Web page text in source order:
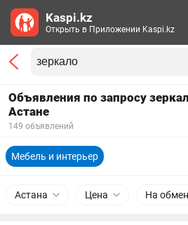
Объявления по запросу
Астане
149 объявлений
Мебель и интерьер
Астана Цена На обмен
Kaspi.kz
Открыть в Приложении Kaspi.kz